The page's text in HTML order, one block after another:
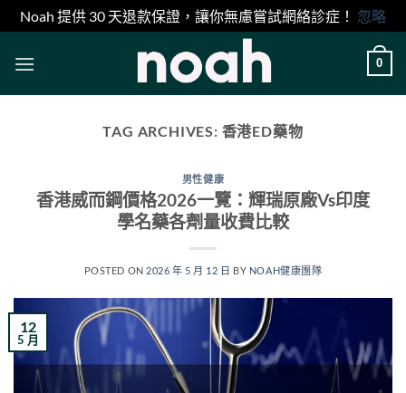
Noah 提供 30 天退款保證，讓你無慮嘗試網絡診症！ 忽略
0
TAG ARCHIVES: 香港ED藥物
男性健康
香港威而鋼價格2026一覽：輝瑞原廠Vs印度
學名藥各劑量收費比較
POSTED ON 2026 年 5 月 12 日 BY NOAH健康團隊
12
5 月